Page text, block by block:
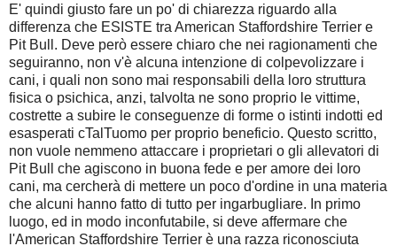
E' quindi giusto fare un po' di chiarezza riguardo alla
differenza che ESISTE tra American Staffordshire Terrier e
Pit Bull. Deve però essere chiaro che nei ragionamenti che
seguiranno, non v'è alcuna intenzione di colpevolizzare i
cani, i quali non sono mai responsabili della loro struttura
fisica o psichica, anzi, talvolta ne sono proprio le vittime,
costrette a subire le conseguenze di forme o istinti indotti ed
esasperati cTalTuomo per proprio beneficio. Questo scritto,
non vuole nemmeno attaccare i proprietari o gli allevatori di
Pit Bull che agiscono in buona fede e per amore dei loro
cani, ma cercherà di mettere un poco d'ordine in una materia
che alcuni hanno fatto di tutto per ingarbugliare. In primo
luogo, ed in modo inconfutabile, si deve affermare che
l'American Staffordshire Terrier è una razza riconosciuta